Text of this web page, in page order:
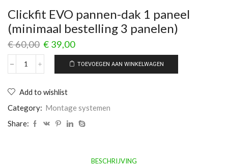
Clickfit EVO pannen-dak 1 paneel
(minimaal bestelling 3 panelen)
€60,00 € 39,00
TOEVOEGEN AAN WINKELWAGEN
Add to wishlist
Category: Montage systemen
Share:
BESCHRIJVING